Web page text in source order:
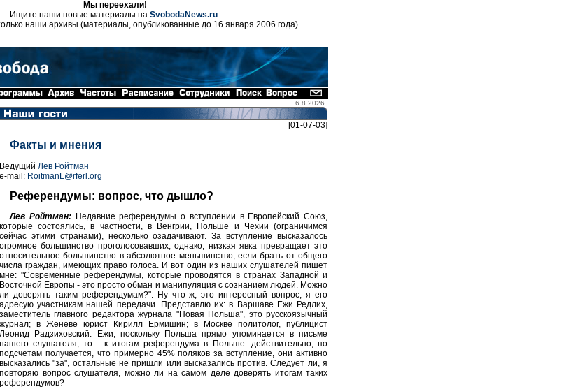
Мы переехали!
Ищите наши новые материалы на SvobodaNews.ru.
наши архивы (материалы, опубликованные до 16 января 2006 года)
6.8.2026
[01-07-03]
Факты и мнения
Ведущий Лев Ройтман
e-mail: RoitmanL@rferl.org
Референдумы: вопрос, что дышло?
Лев Ройтман:Недавние референдумы о вступлении в Европейский Союз,
которые состоялись, в частности, в Венгрии, Польше и Чехии (ограничимся
сейчас этими странами), несколько озадачивают. За вступление высказалось
огромное большинство проголосовавших, однако, низкая явка превращает это
относительное большинство в абсолютное меньшинство, если брать от общего
числа граждан, имеющих право голоса. И вот один из наших слушателей пишет
мне: "Современные референдумы, которые проводятся в странах Западной и
Восточной Европы - это просто обман и манипуляция с сознанием людей. Можно
ли доверять таким референдумам?". Ну что ж, это интересный вопрос, я его
адресую участникам нашей передачи. Представлю их: в Варшаве Ежи Редлих,
заместитель главного редактора журнала "Новая Польша", это русскоязычный
журнал; в Женеве юрист Кирилл Ермишин; в Москве политолог, публицист
Леонид Радзиховский. Ежи, поскольку Польша прямо упоминается в письме
нашего слушателя, то - к итогам референдума в Польше: действительно, по
подсчетам получается, что примерно 45% поляков за вступление, они активно
высказались "за", остальные не пришли или высказались против. Следует ли, я
повторяю вопрос слушателя, можно ли на самом деле доверять итогам таких
референдумов?